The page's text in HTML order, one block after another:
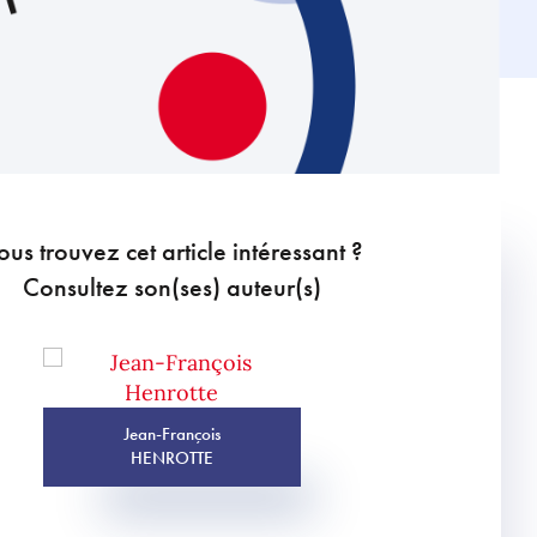
trouvez cet article intéressant ?
Consultez son(ses) auteur(s)
Jean-François
HENROTTE